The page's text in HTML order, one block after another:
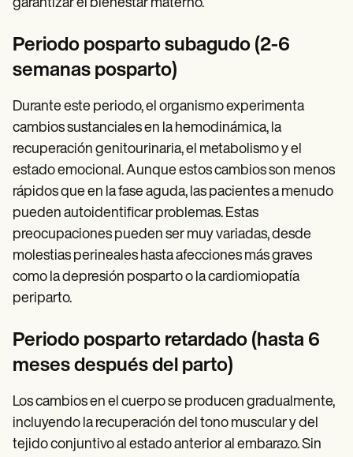
garantizar el bienestar materno.
Periodo posparto subagudo (2-6
semanas posparto)
Durante este periodo, el organismo experimenta
cambios sustanciales en la hemodinámica, la
recuperación genitourinaria, el metabolismo y el
estado emocional. Aunque estos cambios son menos
rápidos que en la fase aguda, las pacientes a menudo
pueden autoidentificar problemas. Estas
preocupaciones pueden ser muy variadas, desde
molestias perineales hasta afecciones más graves
como la depresión posparto o la cardiomiopatía
periparto.
Periodo posparto retardado (hasta 6
meses después del parto)
Los cambios en el cuerpo se producen gradualmente,
incluyendo la recuperación del tono muscular y del
tejido conjuntivo al estado anterior al embarazo. Sin